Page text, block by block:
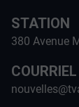
STATION
380 Avenue
COURRIEL